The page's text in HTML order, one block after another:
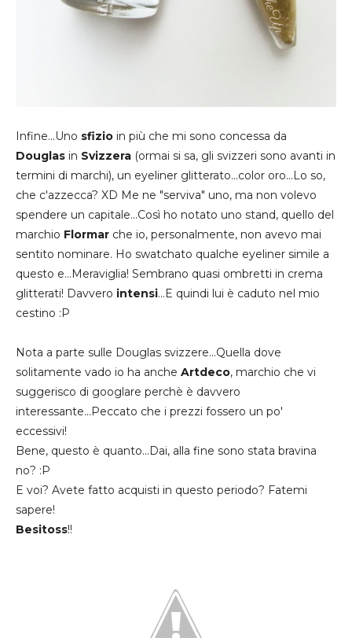
Infine...Uno sfizio in più che mi sono concessa da
Douglas in Svizzera (ormai si sa, gli svizzeri sono avanti in
termini di marchi), un eyeliner glitterato...color oro...Lo so,
che c'azzecca? XD Me ne "serviva" uno, ma non volevo
spendere un capitale...Così ho notato uno stand, quello del
marchio Flormar che io, personalmente, non avevo mai
sentito nominare. Ho swatchato qualche eyeliner simile a
questo e...Meraviglia! Sembrano quasi ombretti in crema
glitterati! Davvero intensi...E quindi lui è caduto nel mio
cestino :P
Nota a parte sulle Douglas svizzere...Quella dove
solitamente vado io ha anche Artdeco, marchio che vi
suggerisco di googlare perchè è davvero
interessante...Peccato che i prezzi fossero un po'
eccessivi!
Bene, questo è quanto...Dai, alla fine sono stata bravina
no? :P
E voi? Avete fatto acquisti in questo periodo? Fatemi
sapere!
Besitoss!!